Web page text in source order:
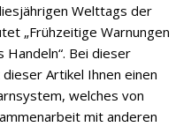
Welttags der
„Frühzeitige Warnungen
Bei dieser
Artikel Ihnen einen
welches von
mit anderen